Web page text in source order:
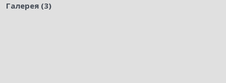
Галерея (3)